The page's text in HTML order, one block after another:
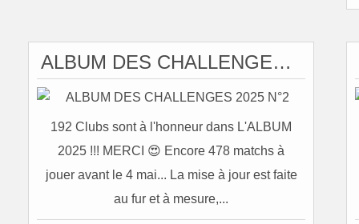
ALBUM DES CHALLENGES 2025 N°2
192 Clubs sont à l'honneur dans L'ALBUM
2025 !!! MERCI 😍 Encore 478 matchs à
jouer avant le 4 mai... La mise à jour est faite
au fur et à mesure,...